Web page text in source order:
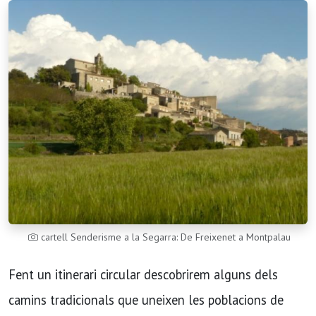
cartell Senderisme a la Segarra: De Freixenet a Montpalau
Fent un itinerari circular descobrirem alguns dels
camins tradicionals que uneixen les poblacions de